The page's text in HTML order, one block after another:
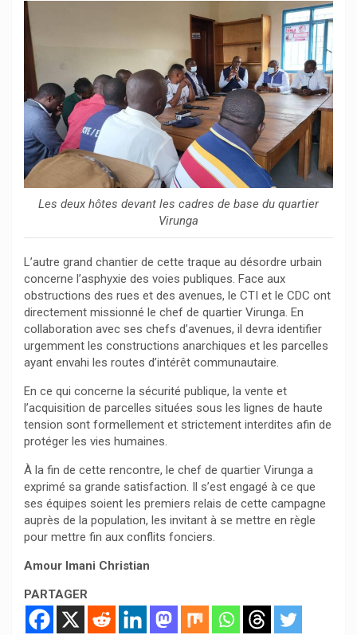
Les deux hôtes devant les cadres de base du quartier
Virunga
L’autre grand chantier de cette traque au désordre urbain
concerne l’asphyxie des voies publiques. Face aux
obstructions des rues et des avenues, le CTI et le CDC ont
directement missionné le chef de quartier Virunga. En
collaboration avec ses chefs d’avenues, il devra identifier
urgemment les constructions anarchiques et les parcelles
ayant envahi les routes d’intérêt communautaire.
En ce qui concerne la sécurité publique, la vente et
l’acquisition de parcelles situées sous les lignes de haute
tension sont formellement et strictement interdites afin de
protéger les vies humaines.
À la fin de cette rencontre, le chef de quartier Virunga a
exprimé sa grande satisfaction. Il s’est engagé à ce que
ses équipes soient les premiers relais de cette campagne
auprès de la population, les invitant à se mettre en règle
pour mettre fin aux conflits fonciers.
Amour Imani Christian
PARTAGER